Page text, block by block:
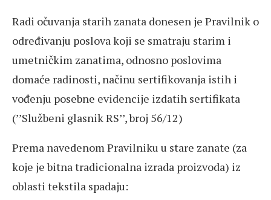
Radi očuvanja starih zanata donesen je Pravilnik o
određivanju poslova koji se smatraju starim i
umetničkim zanatima, odnosno poslovima
domaće radinosti, načinu sertifikovanja istih i
vođenju posebne evidencije izdatih sertifikata
(’’Službeni glasnik RS’’, broj 56/12)
Prema navedenom Pravilniku u stare zanate (za
koje je bitna tradicionalna izrada proizvoda) iz
oblasti tekstila spadaju: